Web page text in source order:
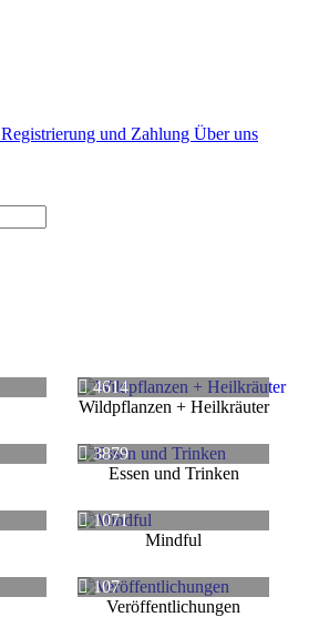
Registrierung und Zahlung Über uns
4614
Wildpflanzen + Heilkräuter
3879
Essen und Trinken
1071
Mindful
107
Veröffentlichungen